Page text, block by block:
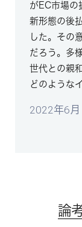
がEC市場の
新形態の後
した。その
だろう。多
世代との親
どのような
2022年6月
論